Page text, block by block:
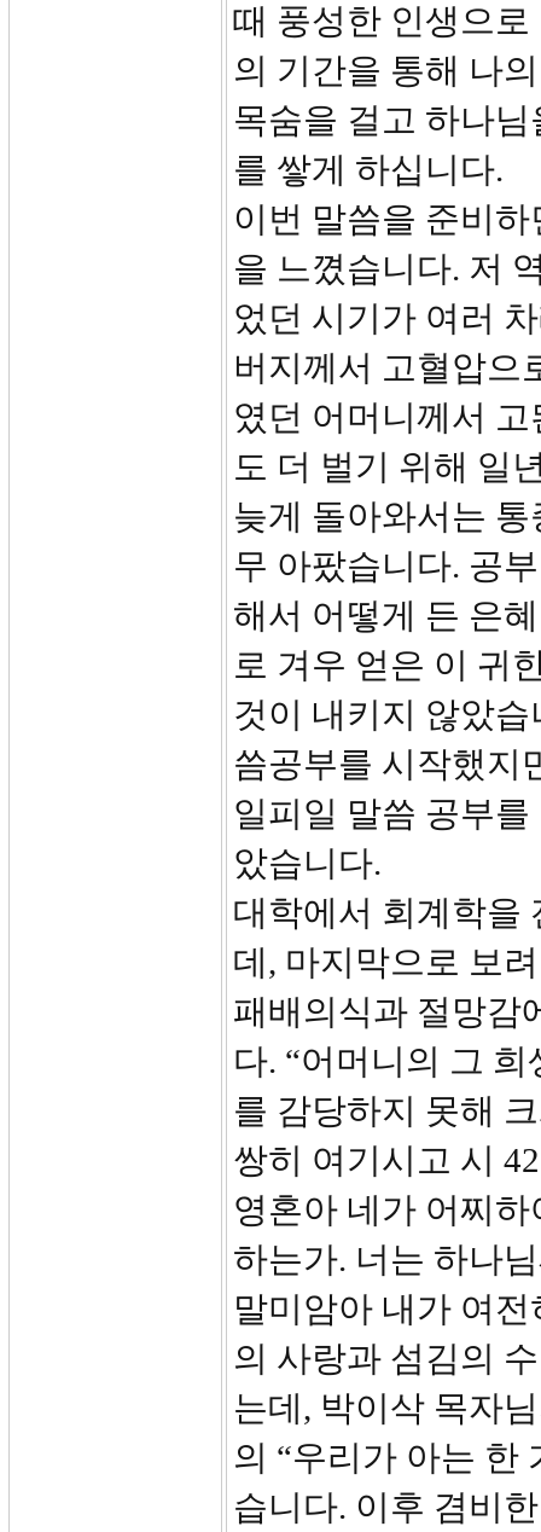
때 풍성한 인생으
의 기간을 통해 나
목숨을 걸고 하나
를 쌓게 하십니다.
이번 말씀을 준비
을 느꼈습니다. 저
었던 시기가 여러
버지께서 고혈압으
였던 어머니께서
도 더 벌기 위해 일
늦게 돌아와서는
무 아팠습니다. 공
해서 어떻게 든 은
로 겨우 얻은 이 귀
것이 내키지 않았
씀공부를 시작했지
일피일 말씀 공부
았습니다.
대학에서 회계학을
데, 마지막으로 보
패배의식과 절망감
다. “어머니의 그
를 감당하지 못해
쌍히 여기시고 시
영혼아 네가 어찌
하는가. 너는 하나
말미암아 내가 여
의 사랑과 섬김의
는데, 박이삭 목자
의 “우리가 아는 한
습니다. 이후 겸비